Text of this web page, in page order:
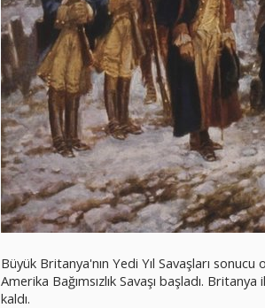
Büyük Britanya'nın Yedi Yıl Savaşları
Amerika Bağımsızlık Savaşı başladı.
kaldı.